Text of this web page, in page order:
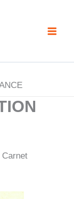
Carnet